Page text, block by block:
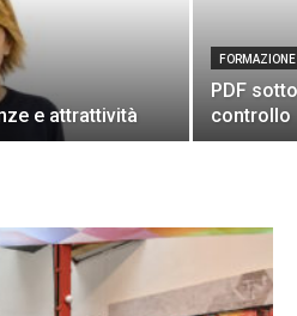
e attrattività
FORMAZIONE
PDF
controllo